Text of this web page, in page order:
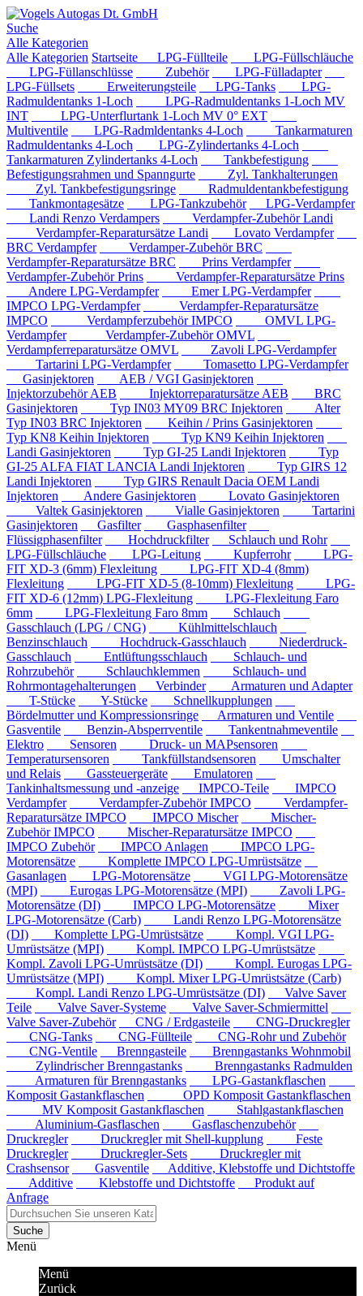
Suche
Alle Kategorien
Alle Kategorien Startseite LPG-Füllteile
LPG-Füllschläuche
LPG-Füllanschlüsse
Zubehör
LPG-Fülladapter
LPG-Füllsets
Erweiterungsteile LPG-Tanks
LPG-
Radmuldentanks 1-Loch
LPG-Radmuldentanks 1-Loch MV
INT
LPG-Unterflurtank 1-Loch MV 0° EXT
Multiventile
LPG-Radmldentanks 4-Loch
Tankarmaturen
Radmuldentanks 4-Loch
LPG-Zylindertanks 4-Loch
Tankarmaturen Zylindertanks 4-Loch
Tankbefestigung
Befestigungsrahmen und Spanngurte
Zyl. Tankhalterungen
Zyl. Tankbefestigungsringe
Radmuldentankbefestigung
Tankmontagesätze
LPG-Tankzubehör
LPG-Verdampfer
Landi Renzo Verdampers
Verdampfer-Zubehör Landi
Verdampfer-Reparatursätze Landi
Lovato Verdampfer
BRC Verdampfer
Verdamper-Zubehör BRC
Verdampfer-Reparatursätze BRC
Prins Verdampfer
Verdampfer-Zubehör Prins
Verdampfer-Reparatursätze Prins
Andere LPG-Verdampfer
Emer LPG-Verdampfer
IMPCO LPG-Verdampfer
Verdampfer-Reparatursätze
IMPCO
Verdampferzubehör IMPCO
OMVL LPG-
Verdampfer
Verdampfer-Zubehör OMVL
Verdampferreparatursätze OMVL
Zavoli LPG-Verdampfer
Tartarini LPG-Verdampfer
Tomasetto LPG-Verdampfer
Gasinjektoren
AEB / VGI Gasinjektoren
Injektorzubehör AEB
Injektorreparatursätze AEB
BRC
Gasinjektoren
Typ IN03 MY09 BRC Injektoren
Alter
Typ IN03 BRC Injektoren
Keihin / Prins Gasinjektoren
Typ KN8 Keihin Injektoren
Typ KN9 Keihin Injektoren
Landi Gasinjektoren
Typ GI-25 Landi Injektoren
Typ
GI-25 ALFA FIAT LANCIA Landi Injektoren
Typ GIRS 12
Landi Injektoren
Typ GIRS Renault Dacia OEM Landi
Injektoren
Andere Gasinjektoren
Lovato Gasinjektoren
Valtek Gasinjektoren
Vialle Gasinjektoren
Tartarini
Gasinjektoren
Gasfilter
Gasphasenfilter
Flüssigphasenfilter
Hochdruckfilter
Schlauch und Rohr
LPG-Füllschläuche
LPG-Leitung Kupferrohr
LPG-
FIT XD-3 (6mm) Flexleitung
LPG-FIT XD-4 (8mm)
Flexleitung
LPG-FIT XD-5 (8-10mm) Flexleitung
LPG-
FIT XD-6 (12mm) LPG-Flexleitung
LPG-Flexleitung Faro
6mm
LPG-Flexleitung Faro 8mm
Schlauch
Gasschlauch (LPG / CNG)
Kühlmittelschlauch
Benzinschlauch
Hochdruck-Gasschlauch
Niederdruck-
Gasschlauch
Entlüftungsschlauch
Schlauch- und
Rohrzubehör
Schlauchklemmen
Schlauch- und
Rohrmontagehalterungen
Verbinder
Armaturen und Adapter
T-Stücke
Y-Stücke
Schnellkupplungen
Bördelmutter und Kompressionsringe
Armaturen und Ventile
Gasventile
Benzin-Absperrventile
Tankentnahmeventile
Elektro
Sensoren
Druck- un MAPsensoren
Temperatursensoren
Tankfüllstandsensoren
Umschalter
und Relais
Gassteuergeräte
Emulatoren
Tankinhaltsmessung und -anzeige
IMPCO-Teile
IMPCO
Verdampfer
Verdampfer-Zubehör IMPCO
Verdampfer-
Reparatursätze IMPCO
IMPCO Mischer
Mischer-
Zubehör IMPCO
Mischer-Reparatursätze IMPCO
IMPCO Zubehör
IMPCO Anlagen
IMPCO LPG-
Motorensätze
Komplette IMPCO LPG-Umrüstsätze
Gasanlagen
LPG-Motorensätze
VGI LPG-Motorensätze
(MPI)
Eurogas LPG-Motorensätze (MPI)
Zavoli LPG-
Motorensätze (DI)
IMPCO LPG-Motorensätze
Mixer
LPG-Motorensätze (Carb)
Landi Renzo LPG-Motorensätze
(DI)
Komplette LPG-Umrüstsätze
Kompl. VGI LPG-
Umrüstsätze (MPI)
Kompl. IMPCO LPG-Umrüstsätze
Kompl. Zavoli LPG-Umrüstsätze (DI)
Kompl. Eurogas LPG-
Umrüstsätze (MPI)
Kompl. Mixer LPG-Umrüstsätze (Carb)
Kompl. Landi Renzo LPG-Umrüstsätze (DI)
Valve Saver
Teile
Valve Saver-Systeme
Valve Saver-Schmiermittel
Valve Saver-Zubehör
CNG / Erdgasteile
CNG-Druckregler
CNG-Tanks
CNG-Füllteile
CNG-Rohr und Zubehör
CNG-Ventile
Brenngasteile
Brenngastanks Wohnmobil
Zylindrischer Brenngastanks
Brenngastanks Radmulden
Armaturen für Brenngastanks
LPG-Gastankflaschen
Komposit Gastankflaschen
OPD Komposit Gastankflaschen
MV Komposit Gastankflaschen
Stahlgastankflaschen
Aluminium-Gasflaschen
Gasflaschenzubehör
Druckregler
Druckregler mit Shell-kupplung
Feste
Druckregler
Druckregler-Sets
Druckregler mit
Crashsensor
Gasventile
Additive, Klebstoffe und Dichtstoffe
Additive
Klebstoffe und Dichtstoffe
Produkt auf
Anfrage
Suche
Menü
Menü
Zurück